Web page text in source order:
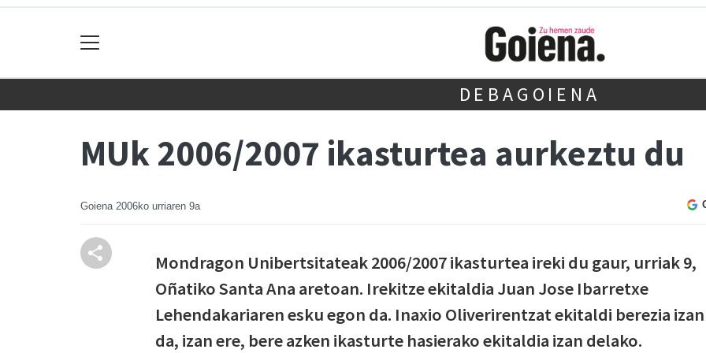
DEBAGOIENA
MUk 2006/2007 ikasturtea aurkeztu du
Goiena 2006ko urriaren 9a
Mondragon Unibertsitateak 2006/2007 ikasturtea ireki du gaur, urriak 9,
Oñatiko Santa Ana aretoan. Irekitze ekitaldia Juan Jose Ibarretxe
Lehendakariaren esku egon da. Inaxio Oliverirentzat ekitaldi berezia izan
da, izan ere, bere azken ikasturte hasierako ekitaldia izan delako.